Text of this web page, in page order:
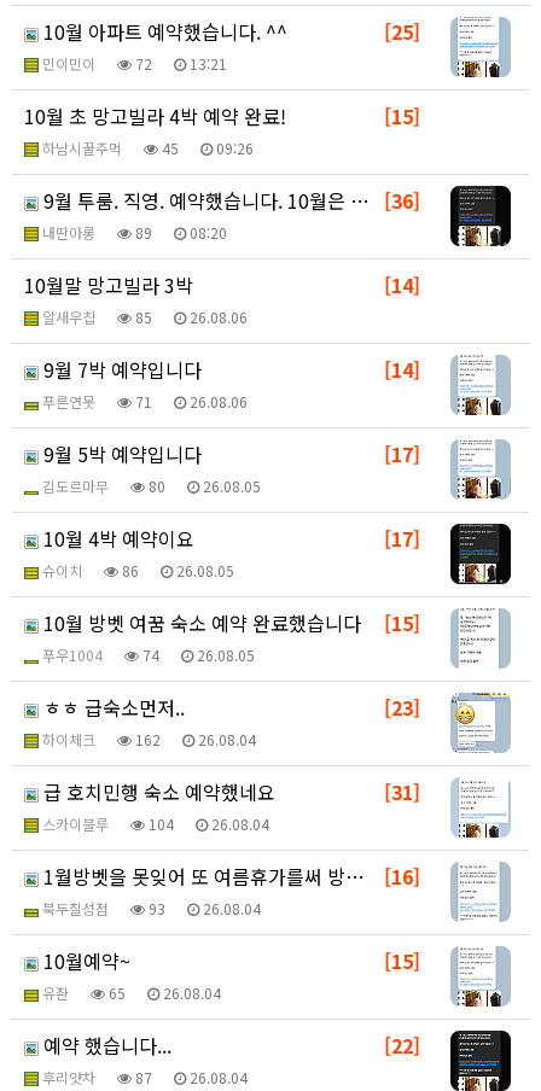
[25]
10월 아파트 예약했습니다. ^^
민이민이 72 13:21
[15]
10월 초 망고빌라 4박 예약 완료!
하남시꿀주먹 45 09:26
[36]
9월 투룸. 직영. 예약했습니다. 10월은 8월방벳후
내딴아롱 89 08:20
[14]
10월말 망고빌라 3박
알새우칩 85 26.08.06
[14]
9월 7박 예약입니다
푸른연못 71 26.08.06
[17]
9월 5박 예약입니다
김도르마무 80 26.08.05
[17]
10월 4박 예약이요
슈이치 86 26.08.05
[15]
10월 방벳 여꿈 숙소 예약 완료했습니다
푸우1004 74 26.08.05
[23]
ㅎㅎ 급숙소먼저..
하이체크 162 26.08.04
[31]
급 호치민행 숙소 예약했네요
스카이블루 104 26.08.04
[16]
1월방벳을 못잊어 또 여름휴가를써 방벳합니다!!~~~
북두칠성점 93 26.08.04
[15]
10월예약~
유좐 65 26.08.04
[22]
예약 했습니다...
후리얏차 87 26.08.04